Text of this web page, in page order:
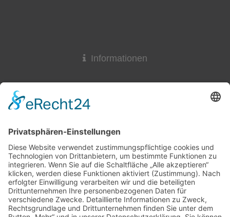
Informationen
AGB & Widerruf
Liefer- und Versandkosten
Online-Streitbeilegung
Datenschutzerklärung